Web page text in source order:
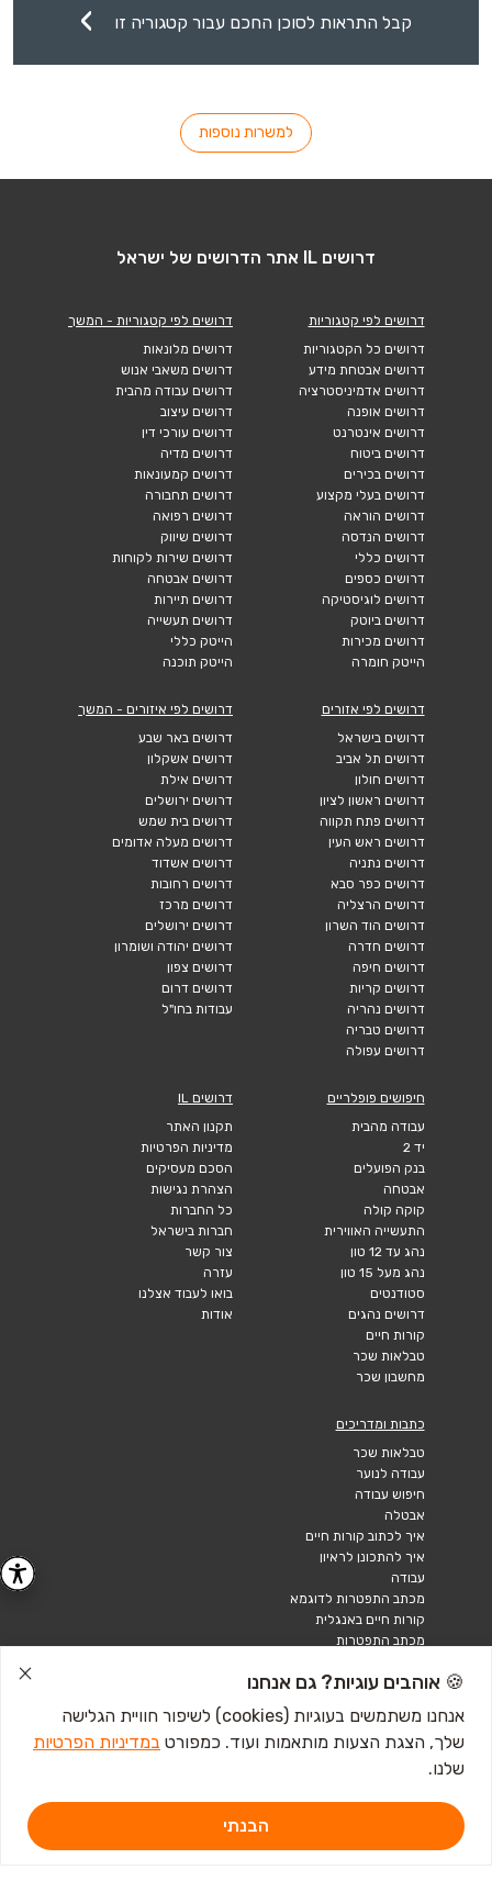
קבל התראות לסוכן החכם עבור קטגוריה זו
למשרות נוספות
דרושים IL אתר הדרושים של ישראל
דרושים לפי קטגוריות
דרושים כל הקטגוריות
דרושים אבטחת מידע
דרושים אדמיניסטרציה
דרושים אופנה
דרושים אינטרנט
דרושים ביטוח
דרושים בכירים
דרושים בעלי מקצוע
דרושים הוראה
דרושים הנדסה
דרושים כללי
דרושים כספים
דרושים לוגיסטיקה
דרושים ביוטק
דרושים מכירות
הייטק חומרה
דרושים לפי קטגוריות - המשך
דרושים מלונאות
דרושים משאבי אנוש
דרושים עבודה מהבית
דרושים עיצוב
דרושים עורכי דין
דרושים מדיה
דרושים קמעונאות
דרושים תחבורה
דרושים רפואה
דרושים שיווק
דרושים שירות לקוחות
דרושים אבטחה
דרושים תיירות
דרושים תעשייה
הייטק כללי
הייטק תוכנה
דרושים לפי אזורים
דרושים בישראל
דרושים תל אביב
דרושים חולון
דרושים ראשון לציון
דרושים פתח תקווה
דרושים ראש העין
דרושים נתניה
דרושים כפר סבא
דרושים הרצליה
דרושים הוד השרון
דרושים חדרה
דרושים חיפה
דרושים קריות
דרושים נהריה
דרושים טבריה
דרושים עפולה
דרושים לפי איזורים - המשך
דרושים באר שבע
דרושים אשקלון
דרושים אילת
דרושים ירושלים
דרושים בית שמש
דרושים מעלה אדומים
דרושים אשדוד
דרושים רחובות
דרושים מרכז
דרושים ירושלים
דרושים יהודה ושומרון
דרושים צפון
דרושים דרום
עבודות בחו"ל
חיפושים פופלריים
עבודה מהבית
יד 2
בנק הפועלים
אבטחה
קוקה קולה
התעשייה האווירית
נהג עד 12 טון
נהג מעל 15 טון
סטודנטים
דרושים נהגים
קורות חיים
טבלאות שכר
מחשבון שכר
דרושים IL
תקנון האתר
מדיניות הפרטיות
הסכם מעסיקים
הצהרת נגישות
כל החברות
חברות בישראל
צור קשר
עזרה
בואו לעבוד אצלנו
אודות
כתבות ומדריכים
טבלאות שכר
עבודה לנוער
חיפוש עבודה
אבטלה
איך לכתוב קורות חיים
איך להתכונן לראיון
עבודה
מכתב התפטרות לדוגמא
קורות חיים באנגלית
מכתב התפטרות
אתר זה מוגן באמצעות Google reCAPTCHA ומחוייב ל- מדיניות הפרטיותוכןתנאי השירותשל Google
🍪 אוהבים עוגיות? גם אנחנו
אנחנו משתמשים בעוגיות (cookies) לשיפור חוויית הגלישה
שלך, הצגת הצעות מותאמות ועוד. כמפורט במדיניות הפרטיות
שלנו.
הבנתי